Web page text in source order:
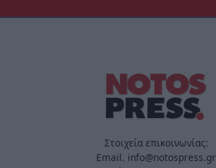
Στοιχεία επικοινωνίας:
Email. info@notospress.gr